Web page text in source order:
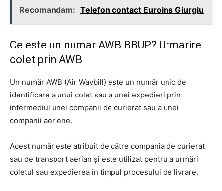
Recomandam: Telefon contact Euroins Giurgiu
Ce este un numar AWB BBUP? Urmarire
colet prin AWB
Un număr AWB (Air Waybill) este un număr unic de
identificare a unui colet sau a unei expedieri prin
intermediul unei companii de curierat sau a unei
companii aeriene.
Acest număr este atribuit de către compania de curierat
sau de transport aerian și este utilizat pentru a urmări
coletul sau expedierea în timpul procesului de livrare.